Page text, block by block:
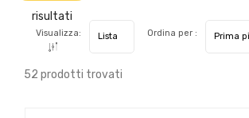
risultati
52 prodotti trovati
Visualizza: Ordina per :